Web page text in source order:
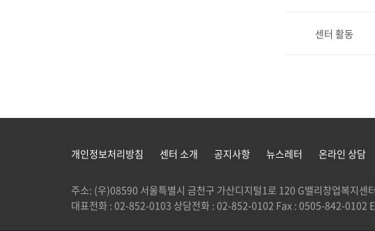
센터 활동
개인정보처리방침 센터 소개 공지사항 뉴스레터 온라인 상담
주소: (우)08590 서울특별시 금천구 가산디지털1로 120 G밸리창업복지센
대표전화 : 02-852-0103 상담전화 : 02-852-0102 Fax : 0505-842-0102